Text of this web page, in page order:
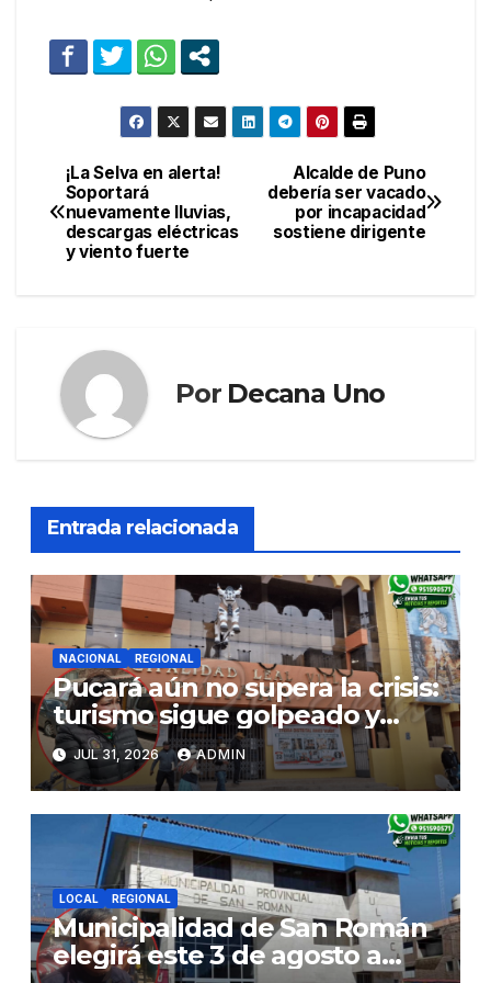
Navegación
de
entradas
Alcalde de Puno
debería ser vacado
por incapacidad
sostiene dirigente
¡La Selva en alerta!
Soportará
nuevamente lluvias,
descargas eléctricas
y viento fuerte
Por Decana Uno
Entrada relacionada
NACIONAL REGIONAL
Pucará aún no supera la crisis:
turismo sigue golpeado y
alcaldesa exige al nuevo
Gobierno fondos para obras
paralizadas
JUL 31, 2026 ADMIN
LOCAL REGIONAL
Municipalidad de San Román
elegirá este 3 de agosto a